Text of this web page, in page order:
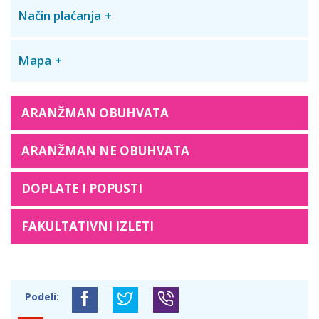
Način plaćanja
Mapa
ARANŽMAN OBUHVATA
ARANŽMAN NE OBUHVATA
DOPLATE I POPUSTI
FAKULTATIVNI IZLETI
Podeli: